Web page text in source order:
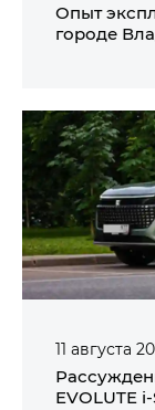
Опыт
городе
11 августа
EVOLUTE